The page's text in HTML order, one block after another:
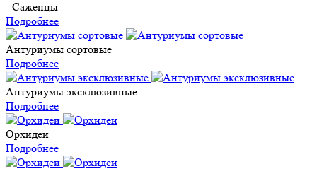
- Саженцы
Подробнее
Антуриумы сортовые
Подробнее
Антуриумы эксклюзивные
Подробнее
Орхидеи
Подробнее